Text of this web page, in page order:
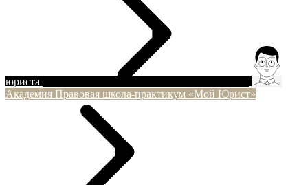
юриста
Академия Правовая школа-практикум «Мой Юрист»